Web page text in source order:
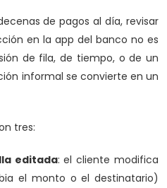
de pagos al día, revisar
en la app del banco no es
de fila, de tiempo, o de un
informal se convierte en un
tres:
editada: el cliente modifica
el monto o el destinatario)